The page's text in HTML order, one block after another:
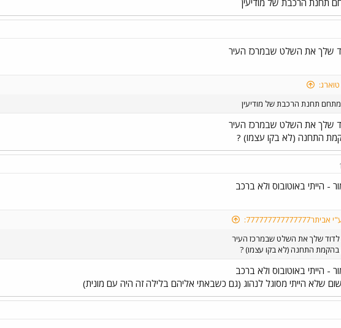
שלך את השלט שבמרכז העיר
תחנת הרכבת של מודיעין
שלך את השלט שבמרכז העיר
התחנה (לא בקו עצמו) ?
- הייתי באוטובוס ולא ברכב
לדוד שלך את השלט שבמרכז העיר
בהקמת התחנה (לא בקו עצמו) ?
- הייתי באוטובוס ולא ברכב
שלא הייתי מסוגל לנהוג (גם כשבאתי אליהם בלילה זה היה עם מונית)